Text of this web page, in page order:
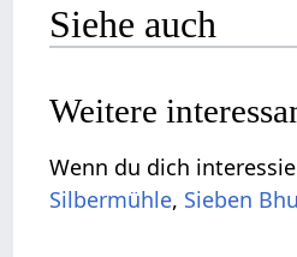
Siehe auch
Weitere
Wenn du dich
Silbermühle, Sieben